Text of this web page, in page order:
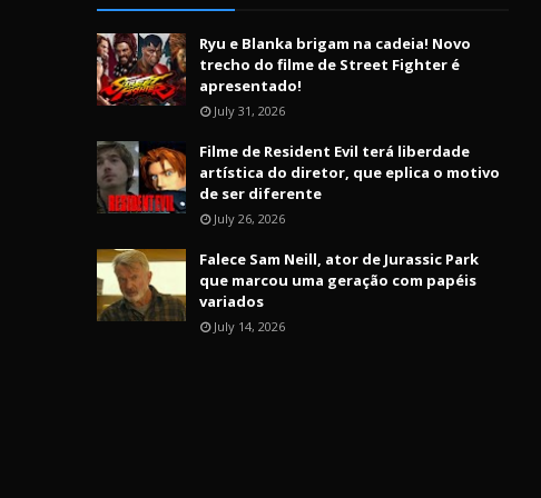
Ryu e Blanka brigam na cadeia! Novo
trecho do filme de Street Fighter é
apresentado!
July 31, 2026
Filme de Resident Evil terá liberdade
artística do diretor, que eplica o motivo
de ser diferente
July 26, 2026
Falece Sam Neill, ator de Jurassic Park
que marcou uma geração com papéis
variados
July 14, 2026